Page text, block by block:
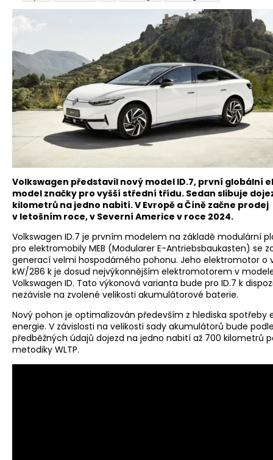
Volkswagen představil nový model ID.7, první globální
model značky pro vyšší střední třídu. Sedan slibuje
kilometrů na jedno nabití. V Evropě a Číně začne prodej
v letošním roce, v Severní Americe v roce 2024.
Volkswagen ID.7 je prvním modelem na základě modulární
pro elektromobily MEB (Modularer E-Antriebsbaukasten) se
generací velmi hospodárného pohonu. Jeho elektromotor o
kW/286 k je dosud nejvýkonnějším elektromotorem v
Volkswagen ID. Tato výkonová varianta bude pro ID.7 k
nezávisle na zvolené velikosti akumulátorové baterie.
Nový pohon je optimalizován především z hlediska spotřeby
energie. V závislosti na velikosti sady akumulátorů bude
předběžných údajů dojezd na jedno nabití až 700 kilometrů
metodiky WLTP.